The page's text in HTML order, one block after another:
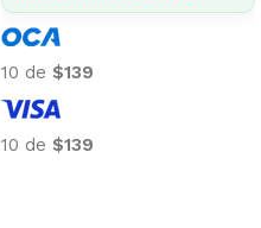
10 de $139
10 de $139